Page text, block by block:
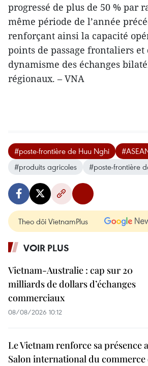
progressé de plus de 50 % par
même période de l’année
renforçant ainsi la capacité
points de passage frontaliers
dynamisme des échanges
régionaux. – VNA
#poste-frontière de Huu Nghi
#produits agricoles
#poste-frontière
Theo dõi VietnamPlus
VOIR PLUS
Vietnam-Australie : cap sur 20
milliards de dollars d’échanges
commerciaux
08/08/2026 10:12
Le Vietnam renforce sa présence
Salon international du commerce